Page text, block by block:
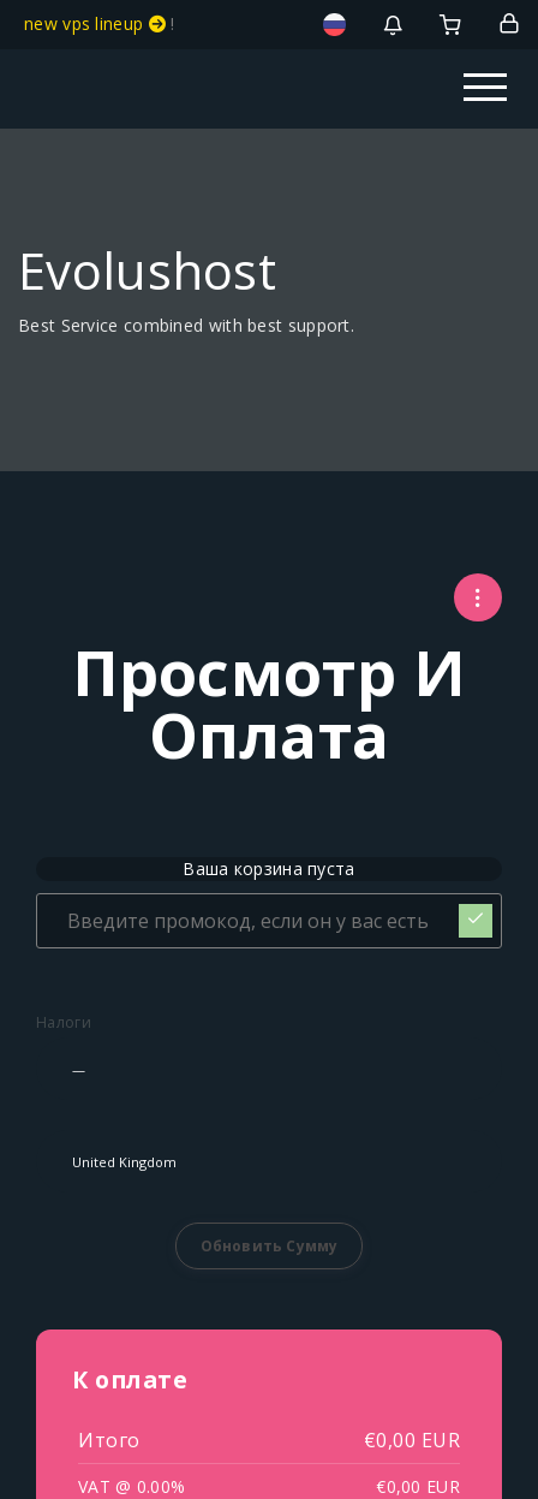
new vps lineup !
Evolushost
Best Service combined with best support.
Просмотр И
Оплата
Ваша корзина пуста
Налоги
Обновить Сумму
К оплате
Итого €0,00 EUR
VAT @ 0.00% €0,00 EUR